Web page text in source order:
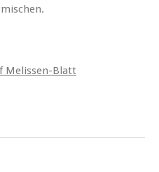
Melissen-Blatt